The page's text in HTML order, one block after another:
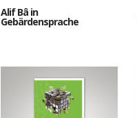
Alif Bâ in
Gebärdensprache